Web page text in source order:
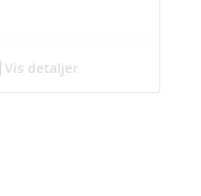
Vis detaljer